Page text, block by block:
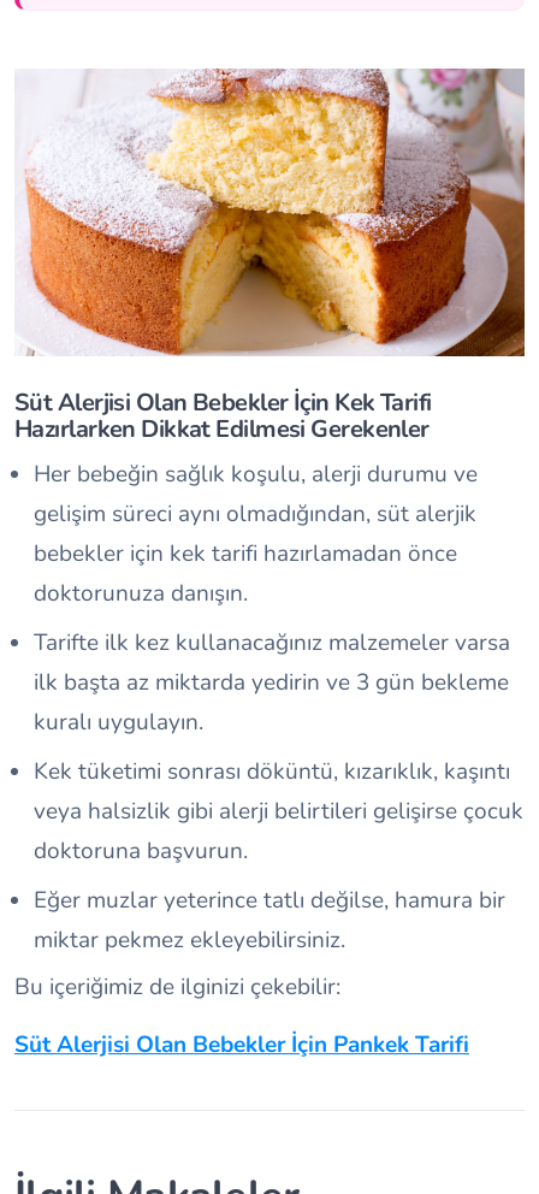
Süt Alerjisi Olan Bebekler İçin Kek Tarifi
Hazırlarken Dikkat Edilmesi Gerekenler
Her bebeğin sağlık koşulu, alerji durumu ve
gelişim süreci aynı olmadığından, süt alerjik
bebekler için kek tarifi hazırlamadan önce
doktorunuza danışın.
Tarifte ilk kez kullanacağınız malzemeler varsa
ilk başta az miktarda yedirin ve 3 gün bekleme
kuralı uygulayın.
Kek tüketimi sonrası döküntü, kızarıklık, kaşıntı
veya halsizlik gibi alerji belirtileri gelişirse çocuk
doktoruna başvurun.
Eğer muzlar yeterince tatlı değilse, hamura bir
miktar pekmez ekleyebilirsiniz.
Bu içeriğimiz de ilginizi çekebilir:
Süt Alerjisi Olan Bebekler İçin Pankek Tarifi